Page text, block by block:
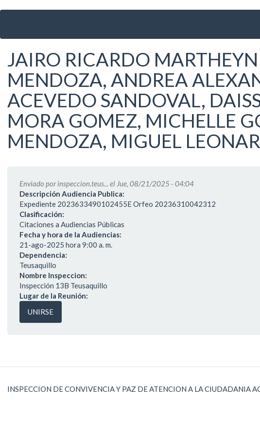
JAIRO RICARDO
MENDOZA, ANDREA
ACEVEDO SANDOVAL,
MORA GOMEZ, MICHELLE
MENDOZA, MIGUEL
Enviado porinspeccion.teus...
el Jue, 08/21/2025 - 04:04
Descripción Audiencia Publica:
Expediente 2023633490102455E Orfeo 20236310042312
Clasificación:
Citaciones a Audiencias Públicas
Fecha y hora de la Audiencias:
21-ago-2025 hora 9:00 a. m.
Dependencia:
Teusaquillo
Nombre Inspeccion:
Inspección 13B Teusaquillo
Lugar de la Reunión:
UNIRSE
INSPECCION DE CONVIVENCIA Y PAZ DE ATENCION A LA CIUDADANIA